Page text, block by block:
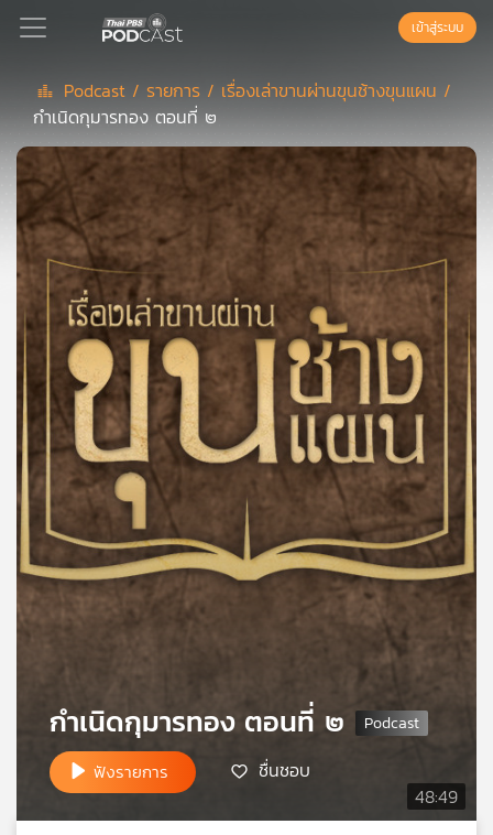
Podcast
เพล
ย์
ลิ
สต์
แนะนำ
เพล
ย์
ลิ
สต์
ของ
คุณ
เพลง
กิจกรรม
เข้าสู่ระบบ
Podcast / รายการ / เรื่องเล่าขานผ่านขุนช้างขุนแผน /
กำเนิดกุมารทอง ตอนที่ ๒
48:49
กำเนิดกุมารทอง ตอนที่ ๒
ฟังรายการ ชื่นชอบ